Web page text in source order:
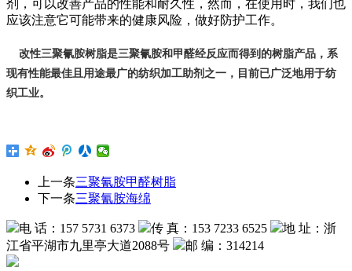
剂，可以改善产品的性能和耐久性，然而，在使用时，我们也
应该注意它可能带来的健康风险，做好防护工作。
改性三聚氰胺树脂是三聚氰胺和甲醛经反应而得到的树脂产品，系
现有性能最佳且用途最广的纺织加工助剂之一，目前已广泛地用于纺
织工业。
上一条三聚氰胺甲醛树脂
下一条三聚氰胺海绵
电 话：157 5731 6373 传 真：153 7233 6525
地 址：浙
江省平湖市九里亭大道2088号
邮 编：314214